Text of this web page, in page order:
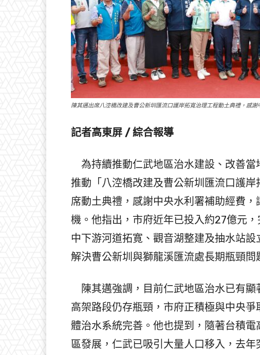
陳其邁出席八涳橋改建及曹公新圳匯流口護岸拓寬治理工程動土典禮，感
記者高東屏 / 綜合報導
為持續推動仁武地區治水建設、改善
推動「八涳橋改建及曹公新圳匯流口護
席動土典禮，感謝中央水利署補助經費
機。他指出，市府近年已投入約27億元
中下游河道拓寛、觀音湖整建及抽水站
解決曹公新圳與獅龍溪匯流處長期瓶頸問
陳其邁強調，目前仁武地區治水已有
高架路段仍存瓶頸，市府正積極與中央
體治水系統完善。他也提到，隨著台積
區發展，仁武已吸引大量人口移入，去